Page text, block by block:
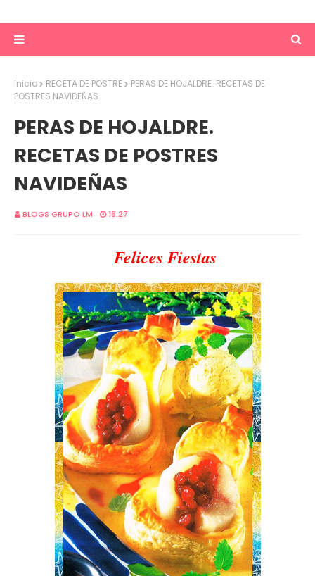
Inicio RECETA DE POSTRE
PERAS DE HOJALDRE. RECETAS DE
POSTRES NAVIDEÑAS
PERAS DE HOJALDRE.
RECETAS DE POSTRES
NAVIDEÑAS
BLOGS GRUPO LM 16:27
Felices Fiestas